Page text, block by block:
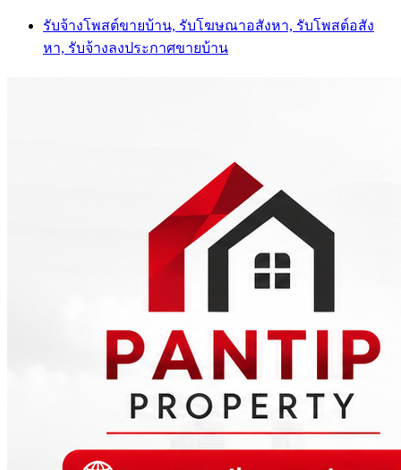
Skip
content
รับจ้างโพสต์ขายบ้าน, รับโฆษณาอสังหา, รับโพสต์อสัง
หา, รับจ้างลงประกาศขายบ้าน